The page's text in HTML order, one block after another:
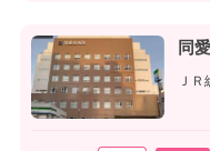
同
Ｊ